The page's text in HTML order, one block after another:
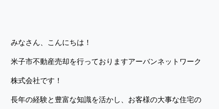
みなさん、こんにちは！
米子市不動産売却を行っておりますアーバンネットワーク
株式会社です！
長年の経験と豊富な知識を活かし、お客様の大事な住宅の